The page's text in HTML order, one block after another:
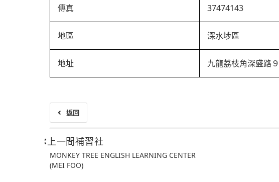
傳真 37474143
地區 深水埗區
地址 九龍荔枝角深盛路
返回
上一間補習社
MONKEY TREE ENGLISH LEARNING CENTER
(MEI FOO)